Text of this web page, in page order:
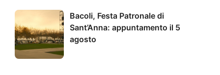
Bacoli, Festa Patronale di
Sant’Anna: appuntamento il 5
agosto